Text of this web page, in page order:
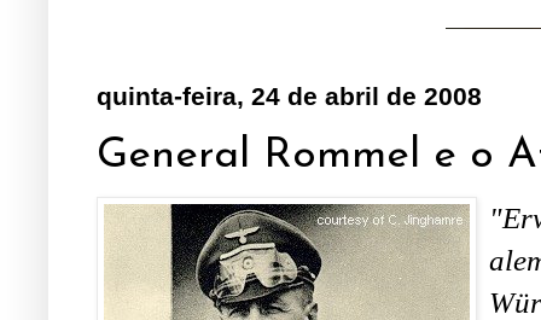
quinta-feira, 24 de abril de 2008
General Rommel e o